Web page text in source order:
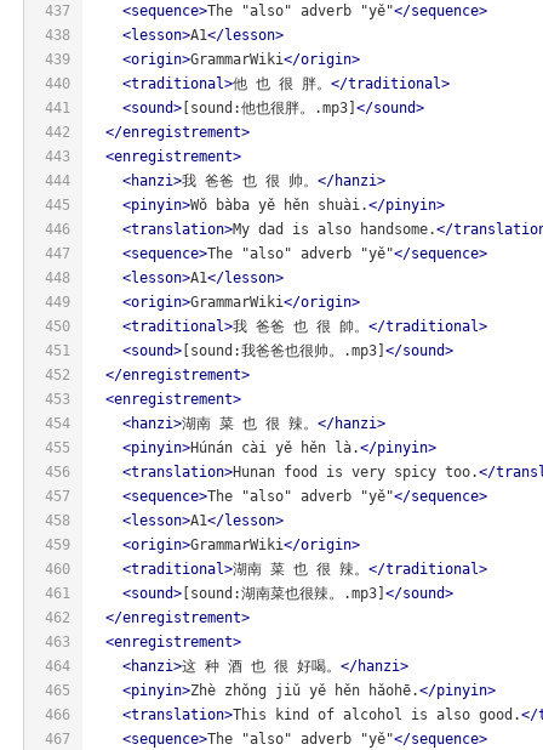
437
438
439
440
441
442
443
444
445
446
447
448
449
450
451
452
453
454
455
456
457
458
459
460
461
462
463
464
465
466
467
<sequence>The "also" adverb "yě"</sequence>
<lesson>A1</lesson>
<origin>GrammarWiki</origin>
<traditional>他 也 很 胖。 </traditional>
<sound> [sound:他也很胖。.mp3] </sound>
</enregistrement>
<enregistrement>
<hanzi>我 爸爸 也 很 帅。 </hanzi>
<pinyin>Wǒ bàba yě hěn shuài.</pinyin>
<translation>My dad is also handsome.</
<sequence>The "also" adverb "yě"</sequence>
<lesson>A1</lesson>
<origin>GrammarWiki</origin>
<traditional>我 爸爸 也 很 帥。 </traditional>
<sound> [sound:我爸爸也很帅。.mp3] </sound>
</enregistrement>
<enregistrement>
<hanzi>湖南 菜 也 很 辣。 </hanzi>
<pinyin>Húnán cài yě hěn là.</pinyin>
<translation>Hunan food is very spicy too.</
<sequence>The "also" adverb "yě"</sequence>
<lesson>A1</lesson>
<origin>GrammarWiki</origin>
<traditional>湖南 菜 也 很 辣。 </traditional>
<sound> [sound:湖南菜也很辣。.mp3] </sound>
</enregistrement>
<enregistrement>
<hanzi>这 种 酒 也 很 好喝。 </hanzi>
<pinyin>Zhè zhǒng jiǔ yě hěn hǎohē.</pinyin>
<translation>This kind of alcohol is also good.</
<sequence>The "also" adverb "yě"</sequence>